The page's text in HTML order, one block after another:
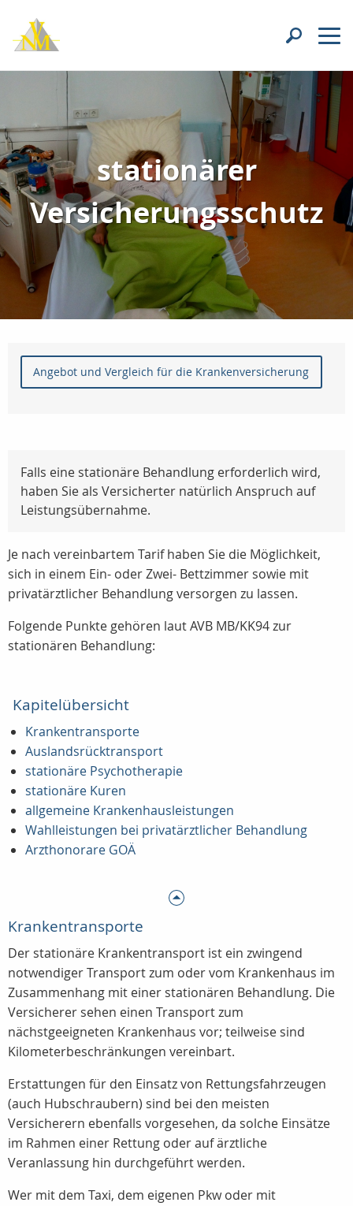
stationärer
Versicherungsschutz
Angebot und Vergleich für die Krankenversicherung
Falls eine stationäre Behandlung erforderlich wird,
haben Sie als Versicherter natürlich Anspruch auf
Leistungsübernahme.
Je nach vereinbartem Tarif haben Sie die Möglichkeit,
sich in einem Ein- oder Zwei- Bettzimmer sowie mit
privatärztlicher Behandlung versorgen zu lassen.
Folgende Punkte gehören laut AVB MB/KK94 zur
stationären Behandlung:
Kapitelübersicht
Krankentransporte
Auslandsrücktransport
stationäre Psychotherapie
stationäre Kuren
allgemeine Krankenhausleistungen
Wahlleistungen bei privatärztlicher Behandlung
Arzthonorare GOÄ
Krankentransporte
Der stationäre Krankentransport ist ein zwingend
notwendiger Transport zum oder vom Krankenhaus im
Zusammenhang mit einer stationären Behandlung. Die
Versicherer sehen einen Transport zum
nächstgeeigneten Krankenhaus vor; teilweise sind
Kilometerbeschränkungen vereinbart.
Erstattungen für den Einsatz von Rettungsfahrzeugen
(auch Hubschraubern) sind bei den meisten
Versicherern ebenfalls vorgesehen, da solche Einsätze
im Rahmen einer Rettung oder auf ärztliche
Veranlassung hin durchgeführt werden.
Wer mit dem Taxi, dem eigenen Pkw oder mit